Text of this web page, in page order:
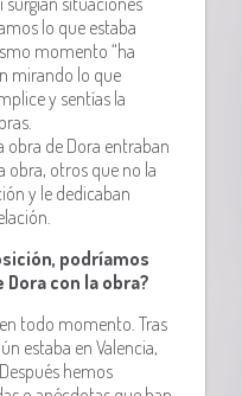
lo que estaba
momento “ha
mirando lo que
y sentías la
obra de Dora entraban
obra, otros que no la
y le dedicaban
podríamos
Dora con la obra?
todo momento. Tras
estaba en Valencia,
hemos